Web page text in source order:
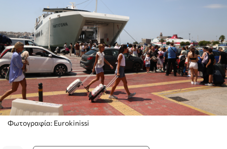
Φωτογραφία: Eurokinissi